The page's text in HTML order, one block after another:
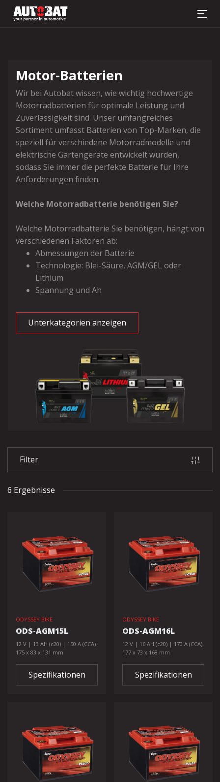
Motor-Batterien
Wir bei Autobat wissen, wie wichtig hochwertige
Motorradbatterien für optimale Leistung und
Zuverlässigkeit sind. Unser umfangreiches
Sortiment umfasst Batterien von Top-Marken, die
speziell für verschiedene Motorradmodelle und
elektrische Gartengeräte entwickelt wurden,
sodass Sie immer die perfekte Batterie für Ihre
Anforderungen finden.
Welche Motorradbatterie benötigen Sie?
Welche Motorradbatterie Sie benötigen, hängt von
verschiedenen Faktoren ab:
Abmessungen der Batterie
Technologie: Blei-Säure, AGM/GEL oder
Lithium
Spannung und Ah
Unterkategorien anzeigen
Filter
6 Ergebnisse
ODYSSEY BIKE
ODS-AGM15L
12 V | 13 AH (c20) | 150 A (CCA)
175 x 83 x 131 mm
Spezifikationen
ODYSSEY BIKE
ODS-AGM16L
12 V | 16 AH (c20) | 170 A (CCA)
177 x 73 x 168 mm
Spezifikationen